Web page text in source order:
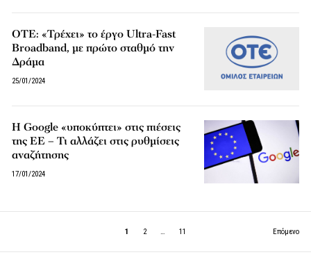
ΟΤΕ: «Τρέχει» το έργο Ultra-Fast
Broadband, με πρώτο σταθμό την
Δράμα
25/01/2024
Η Google «υποκύπτει» στις πιέσεις
της ΕΕ – Τι αλλάζει στις ρυθμίσεις
αναζήτησης
17/01/2024
1 2 … 11 Επόμενο